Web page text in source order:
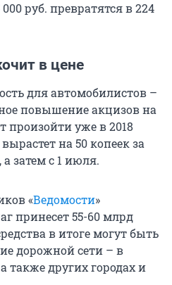
руб. превратятся в 224
в цене
для автомобилистов –
повышение акцизов на
произойти уже в 2018
на 50 копеек за
затем с 1 июля.
«Ведомости»
принесет 55-60 млрд
в итоге могут быть
дорожной сети – в
также других городах и